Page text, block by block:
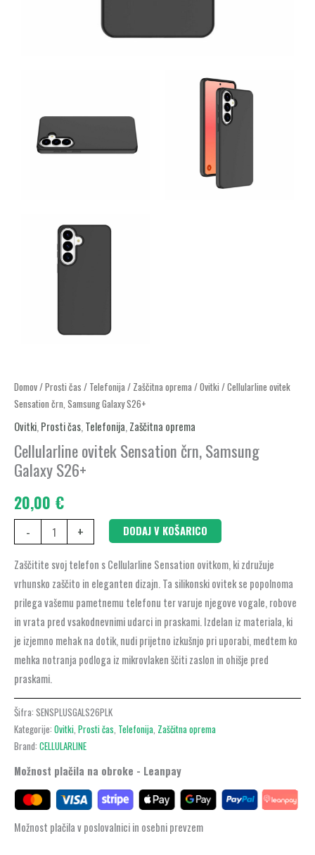
Domov/Prosti čas / Telefonija/ Zaščitna oprema/Ovitki / Cellularline ovitek
Sensation črn, Samsung Galaxy S26+
Ovitki, Prosti čas, Telefonija, Zaščitna oprema
Cellularline ovitek Sensation črn, Samsung
Galaxy S26+
20,00 €
-
Cellularline
ovitek
Sensation
črn,
Samsung
S26+
količina
+ DODAJ V KOŠARICO
Zaščitite svoj telefon s Cellularline Sensation ovitkom, ki združuje
vrhunsko zaščito in eleganten dizajn. Ta silikonski ovitek se popolnoma
prilega vašemu pametnemu telefonu ter varuje njegove vogale, robove
in vrata pred vsakodnevnimi udarci in praskami. Izdelan iz materiala, ki
je izjemno mehak na dotik, nudi prijetno izkušnjo pri uporabi, medtem ko
mehka notranja podloga iz mikrovlaken ščiti zaslon in ohišje pred
praskami.
Šifra: SENSPLUSGALS26PLK
Kategorije: Ovitki Prosti čas Telefonija Zaščitna oprema
Brand: CELLULARLINE
Možnost plačila na obroke - Leanpay
Možnost plačila v poslovalnici in osebni prevzem